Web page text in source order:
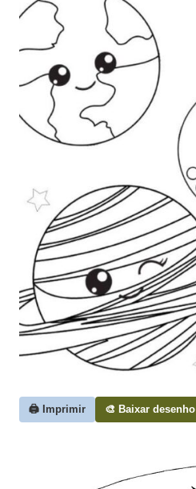
🖨️ Imprimir 🎨 Baixar desenho